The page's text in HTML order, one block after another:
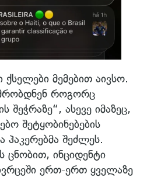
მემებით აივსო.
როგორც
შეჭრაზე“, ასევე იმაზეც,
შეტყობინებების
ჰაკერებმა შეძლეს.
ცნობით, ინციდენტი
ერთ-ერთ ყველაზე